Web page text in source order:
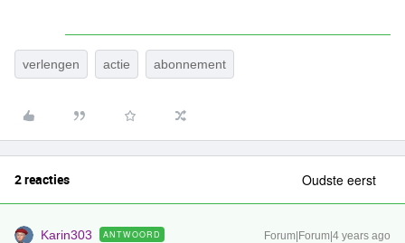
verlengen actie abonnement
2 reacties Oudste eerst
Karin303 ANTWOORD Forum|Forum|4 years ago